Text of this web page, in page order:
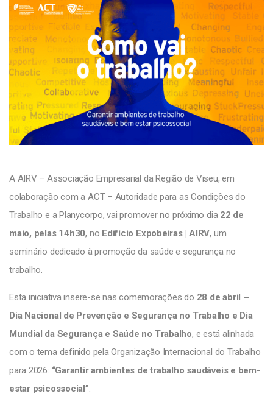
A AIRV – Associação Empresarial da Região de Viseu, em
colaboração com a ACT – Autoridade para as Condições do
Trabalho e a Planycorpo, vai promover no próximo dia 22 de
maio, pelas 14h30, no Edifício Expobeiras | AIRV, um
seminário dedicado à promoção da saúde e segurança no
trabalho.
Esta iniciativa insere-se nas comemorações do 28 de abril –
Dia Nacional de Prevenção e Segurança no Trabalho e Dia
Mundial da Segurança e Saúde no Trabalho, e está alinhada
com o tema definido pela Organização Internacional do Trabalho
para 2026: “Garantir ambientes de trabalho saudáveis e bem-
estar psicossocial”